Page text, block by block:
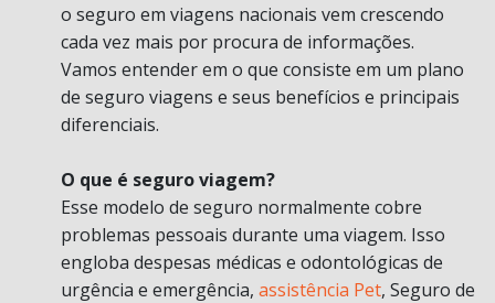
o seguro em viagens nacionais vem crescendo
cada vez mais por procura de informações.
Vamos entender em o que consiste em um plano
de seguro viagens e seus benefícios e principais
diferenciais.
O que é seguro viagem?
Esse modelo de seguro normalmente cobre
problemas pessoais durante uma viagem. Isso
engloba despesas médicas e odontológicas de
urgência e emergência, assistência Pet, Seguro de